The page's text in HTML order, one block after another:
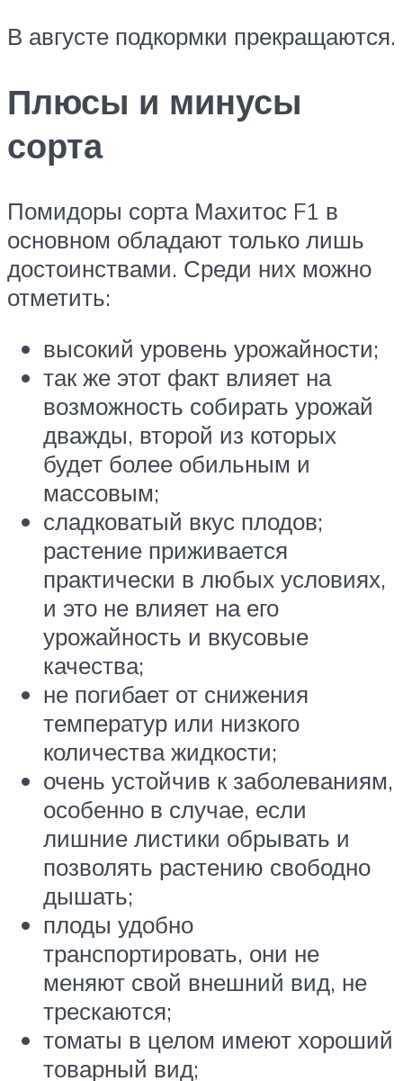
В августе подкормки прекращаются.
Плюсы и минусы
сорта
Помидоры сорта Махитос F1 в
основном обладают только лишь
достоинствами. Среди них можно
отметить:
высокий уровень урожайности;
так же этот факт влияет на
возможность собирать урожай
дважды, второй из которых
будет более обильным и
массовым;
сладковатый вкус плодов;
растение приживается
практически в любых условиях,
и это не влияет на его
урожайность и вкусовые
качества;
не погибает от снижения
температур или низкого
количества жидкости;
очень устойчив к заболеваниям,
особенно в случае, если
лишние листики обрывать и
позволять растению свободно
дышать;
плоды удобно
транспортировать, они не
меняют свой внешний вид, не
трескаются;
томаты в целом имеют хороший
товарный вид;